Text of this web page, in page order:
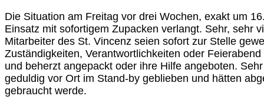
Die Situation am Freitag vor drei Wochen, exakt um
Einsatz mit sofortigem Zupacken verlangt. Sehr, sehr
Mitarbeiter des St. Vincenz seien sofort zur Stelle
Zuständigkeiten, Verantwortlichkeiten oder
und beherzt angepackt oder ihre Hilfe angeboten.
geduldig vor Ort im Stand-by geblieben und hätten
gebraucht werde.